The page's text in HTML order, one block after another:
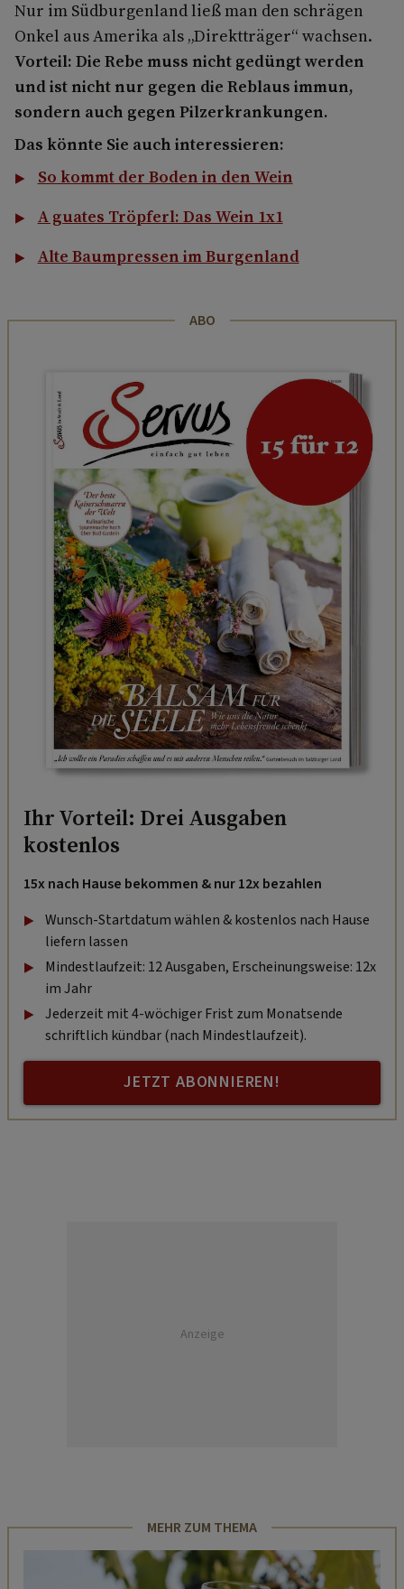
Nur im Südburgenland ließ man den schrägen
Onkel aus Amerika als „Direktträger“ wachsen.
Vorteil: Die Rebe muss nicht gedüngt werden
und ist nicht nur gegen die Reblaus immun,
sondern auch gegen Pilzerkrankungen.
Das könnte Sie auch interessieren:
So kommt der Boden in den Wein
A guates Tröpferl: Das Wein 1x1
Alte Baumpressen im Burgenland
ABO
Ihr Vorteil: Drei Ausgaben
kostenlos
15x nach Hause bekommen & nur 12x bezahlen
Wunsch-Startdatum wählen & kostenlos nach Hause
liefern lassen
Mindestlaufzeit: 12 Ausgaben, Erscheinungsweise: 12x
im Jahr
Jederzeit mit 4-wöchiger Frist zum Monatsende
schriftlich kündbar (nach Mindestlaufzeit).
JETZT ABONNIEREN!
Anzeige
MEHR ZUM THEMA